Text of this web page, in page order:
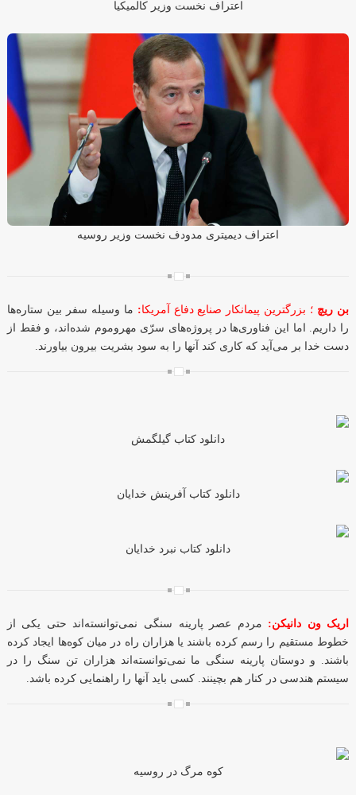
اعتراف نخست وزیر کالمیکیا
اعتراف دیمیتری مدودف نخست وزیر روسیه
بن ریچ ؛ بزرگترین پیمانکار صنایع دفاع آمریکا: ما وسیله سفر بین ستاره‌ها
را داریم. اما این فناوری‌ها در پروژه‌های سرّی مهروموم شده‌اند، و فقط از
دست خدا بر می‌آید که کاری کند آنها را به سود بشریت بیرون بیاورند.
دانلود کتاب گیلگمش
دانلود کتاب آفرینش خدایان
دانلود کتاب نبرد خدایان
اریک ون دانیکن: مردم عصر پارینه سنگی نمی‌توانسته‌اند حتی یکی از
خطوط مستقیم را رسم کرده باشند یا هزاران راه در میان کوه‌ها ایجاد کرده
باشند. و دوستان پارینه سنگی ما نمی‌توانسته‌اند هزاران تن سنگ را در
سیستم هندسی در کنار هم بچینند. کسی باید آنها را راهنمایی کرده باشد.
کوه مرگ در روسیه